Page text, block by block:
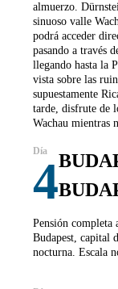
almuerzo.
sinuoso valle
podrá acceder
pasando a través
llegando hasta la
vista sobre las
supuestamente
tarde, disfrute de
Wachau mientras
4
Pensión completa
Budapest, capital
nocturna. Escala